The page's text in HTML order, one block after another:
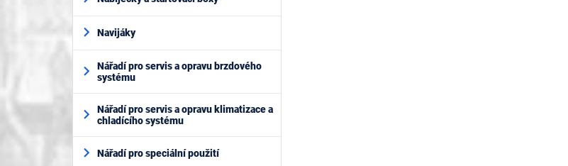
Navijáky
Nářadí pro servis a opravu brzdového
systému
Nářadí pro servis a opravu klimatizace a
chladícího systému
Nářadí pro speciální použití